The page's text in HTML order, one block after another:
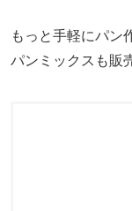
もっと手軽にパン
パンミックスも販